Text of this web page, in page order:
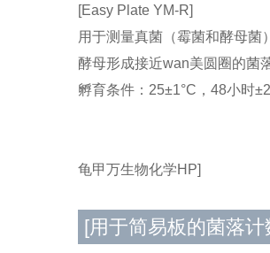
[Easy Plate YM-R]
用于测量真菌（霉菌和酵母菌
酵母形成接近wan美圆圈的菌
孵育条件：25±1°C，48小时
龟甲万生物化学HP]
[用于简易板的菌落计